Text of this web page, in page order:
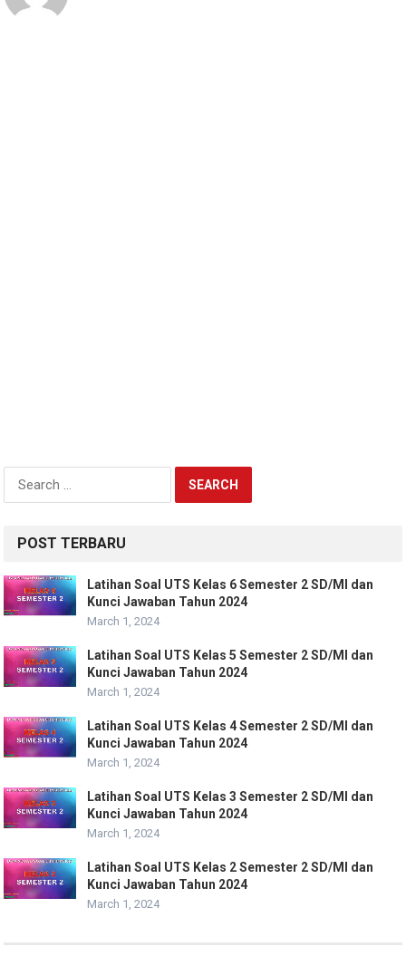
for:
POST TERBARU
Latihan Soal UTS Kelas 6 Semester 2 SD/MI dan
Kunci Jawaban Tahun 2024
March 1, 2024
Latihan Soal UTS Kelas 5 Semester 2 SD/MI dan
Kunci Jawaban Tahun 2024
March 1, 2024
Latihan Soal UTS Kelas 4 Semester 2 SD/MI dan
Kunci Jawaban Tahun 2024
March 1, 2024
Latihan Soal UTS Kelas 3 Semester 2 SD/MI dan
Kunci Jawaban Tahun 2024
March 1, 2024
Latihan Soal UTS Kelas 2 Semester 2 SD/MI dan
Kunci Jawaban Tahun 2024
March 1, 2024